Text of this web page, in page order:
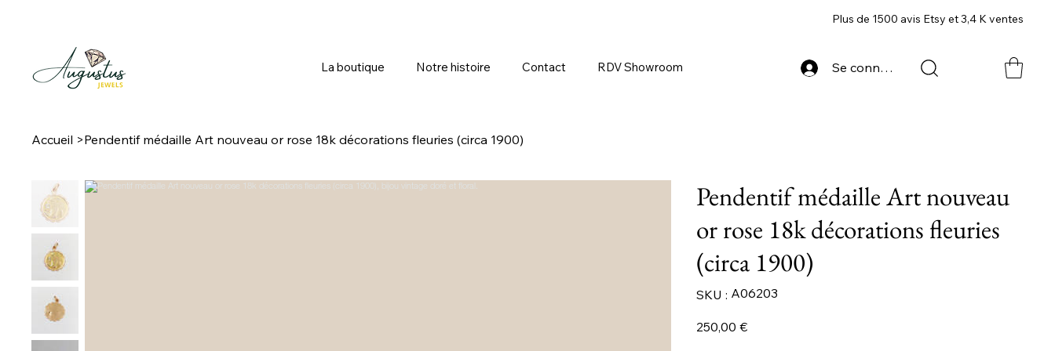
La boutique Notre histoire Contact RDV Showroom Se connecter
Plus de 1500 avis Etsy et 3,4 K ventes
Accueil >Pendentif médaille Art nouveau or rose 18k décorations fleuries (circa 1900)
Pendentif médaille Art nouveau
or rose 18k décorations fleuries
(circa 1900)
SKU :
SKU
A06203
A06203
Prix
250,00 €